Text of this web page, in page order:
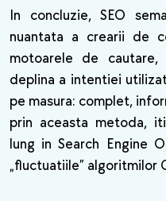
In concluzie, SEO
nuantata a crearii de
motoarele de cautare,
deplina a intentiei
pe masura: complet,
prin aceasta metoda,
lung in Search Engine
„fluctuatiile” algoritmilor